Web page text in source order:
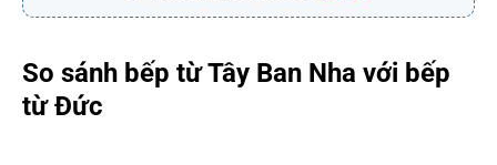
So sánh bếp từ Tây Ban Nha với bếp
từ Đức